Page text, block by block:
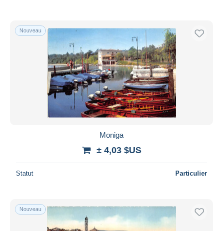
Nouveau
Moniga
± 4,03 $US
Statut Particulier
Nouveau